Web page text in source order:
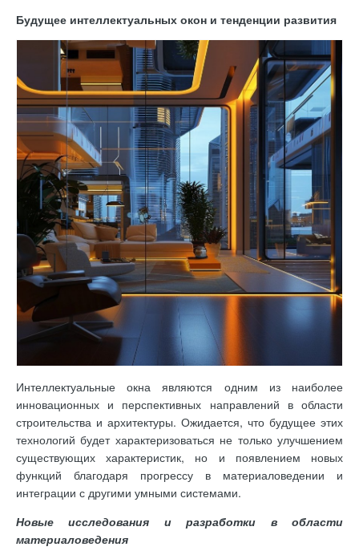
Будущее интеллектуальных окон и тенденции развития
Интеллектуальные окна являются одним из наиболее
инновационных и перспективных направлений в области
строительства и архитектуры. Ожидается, что будущее этих
технологий будет характеризоваться не только улучшением
существующих характеристик, но и появлением новых
функций благодаря прогрессу в материаловедении и
интеграции с другими умными системами.
Новые исследования и разработки в области
материаловедения